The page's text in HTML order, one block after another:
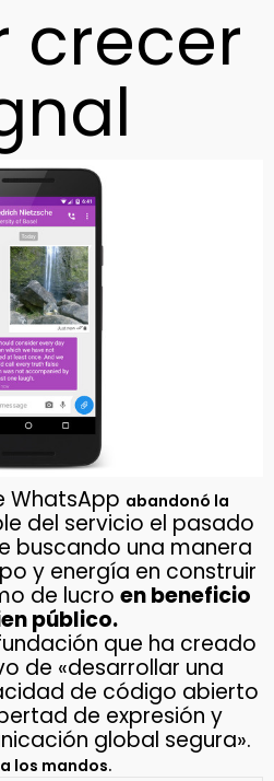
crecer
WhatsApp abandonó la
del servicio el pasado
buscando una manera
y energía en construir
de lucro en beneficio
público.
que ha creado
de «desarrollar una
de código abierto
de expresión y
global segura».
los mandos.